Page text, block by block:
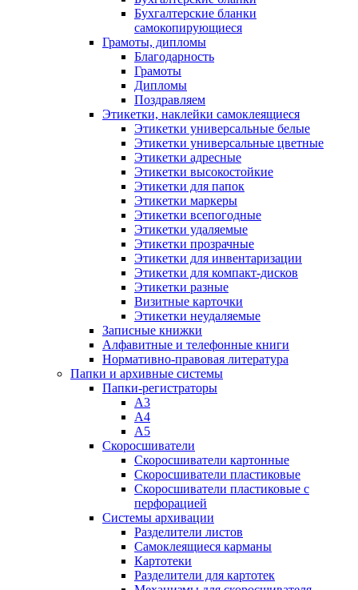
Бухгалтерские бланки
самокопирующиеся
Грамоты, дипломы
Благодарность
Грамоты
Дипломы
Поздравляем
Этикетки, наклейки самоклеящиеся
Этикетки универсальные белые
Этикетки универсальные цветные
Этикетки адресные
Этикетки высокостойкие
Этикетки для папок
Этикетки маркеры
Этикетки всепогодные
Этикетки удаляемые
Этикетки прозрачные
Этикетки для инвентаризации
Этикетки для компакт-дисков
Этикетки разные
Визитные карточки
Этикетки неудаляемые
Записные книжки
Алфавитные и телефонные книги
Нормативно-правовая литература
Папки и архивные системы
Папки-регистраторы
А3
А4
А5
Скоросшиватели
Скоросшиватели картонные
Скоросшиватели пластиковые
Скоросшиватели пластиковые с
перфорацией
Системы архивации
Разделители листов
Самоклеящиеся карманы
Картотеки
Разделители для картотек